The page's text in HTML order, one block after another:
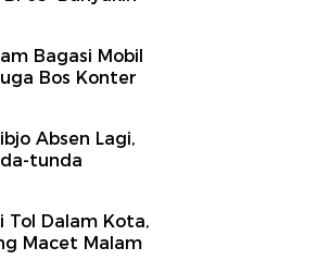
Bagasi Mobil
Bos Konter
Absen Lagi,
tunda
Tol Dalam Kota,
Macet Malam